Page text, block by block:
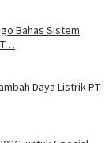
Bahas Sistem
Daya Listrik PT